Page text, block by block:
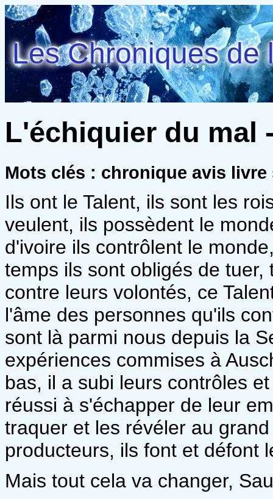
Les Chroniques de
L'échiquier du mal
Mots clés : chronique avis
Ils ont le Talent, ils sont les
veulent, ils possèdent le
d'ivoire ils contrôlent le
temps ils sont obligés de
contre leurs volontés, ce
l'âme des personnes qu'ils
sont là parmi nous depuis la
expériences commises à
bas, il a subi leurs contrôles
réussi à s'échapper de leur
traquer et les révéler au
producteurs, ils font et défont
Mais tout cela va changer,